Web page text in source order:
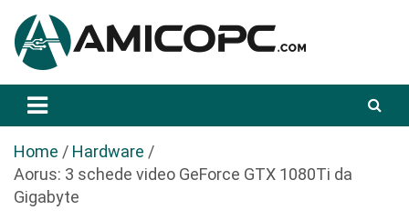
a
Amicopc.com
Home
Hardware
Aorus: 3 schede video GeForce GTX 1080Ti da
Gigabyte